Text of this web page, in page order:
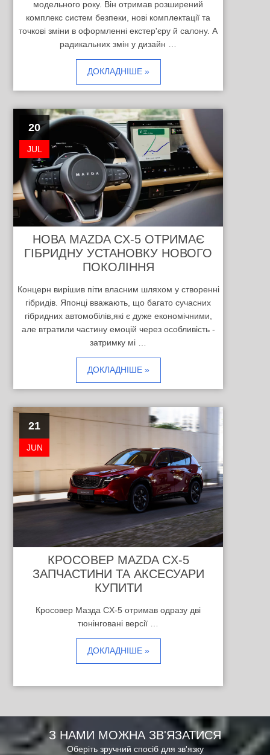
модельного року. Він отримав розширений
комплекс систем безпеки, нові комплектації та
точкові зміни в оформленні екстер'єру й салону. А
радикальних змін у дизайн …
ДОКЛАДНІШЕ »
20
JUL
НОВА MAZDA CX-5 ОТРИМАЄ
ГІБРИДНУ УСТАНОВКУ НОВОГО
ПОКОЛІННЯ
Концерн вирішив піти власним шляхом у створенні
гібридів. Японці вважають, що багато сучасних
гібридних автомобілів,які є дуже економічними,
але втратили частину емоцій через особливість -
затримку мі …
ДОКЛАДНІШЕ »
21
JUN
КРОСОВЕР MAZDA CX-5
ЗАПЧАСТИНИ ТА АКСЕСУАРИ
КУПИТИ
Кросовер Мазда CX-5 отримав одразу дві
тюнінговані версії …
ДОКЛАДНІШЕ »
З НАМИ МОЖНА ЗВ'ЯЗАТИСЯ
Оберіть зручний спосіб для зв'язку